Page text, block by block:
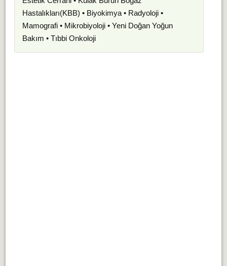
Hastalıkları(KBB) • Biyokimya • Radyoloji •
Mamografi • Mikrobiyoloji • Yeni Doğan Yoğun
Bakım • Tıbbi Onkoloji